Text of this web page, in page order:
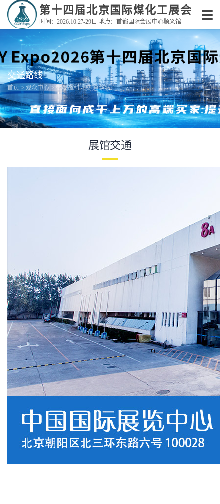
第十四届北京国际煤化工展会
时间：2026.10.27-29日 地点：首都国际会展中心顺义馆
交通路线
首页 > 观众中心 > 参观福利> 交通路线
展馆交通